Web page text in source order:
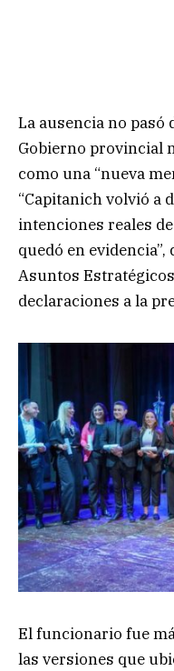
La ausencia no pasó
Gobierno provincial
como una “nueva
“Capitanich volvió a
intenciones reales
quedó en
Asuntos
declaraciones a la
El funcionario fue
las versiones que